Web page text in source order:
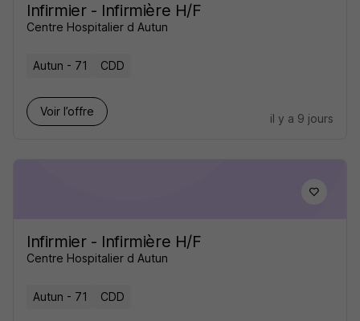
Infirmier - Infirmière H/F
Centre Hospitalier d Autun
Autun - 71 CDD
Voir l’offre
il y a 9 jours
Infirmier - Infirmière H/F
Centre Hospitalier d Autun
Autun - 71 CDD